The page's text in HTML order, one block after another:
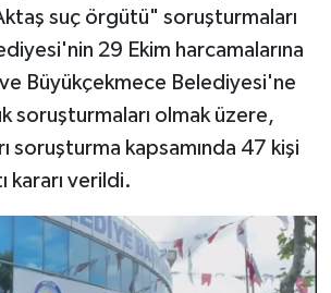
suç örgütü" soruşturmaları
29 Ekim harcamalarına
Büyükçekmece Belediyesi'ne
soruşturmaları olmak üzere,
soruşturma kapsamında 47 kişi
kararı verildi.